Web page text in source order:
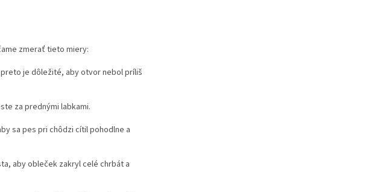
zmerať tieto miery:
je dôležité, aby otvor nebol príliš
za prednými labkami.
sa pes pri chôdzi cítil pohodlne a
aby obleček zakryl celé chrbát a